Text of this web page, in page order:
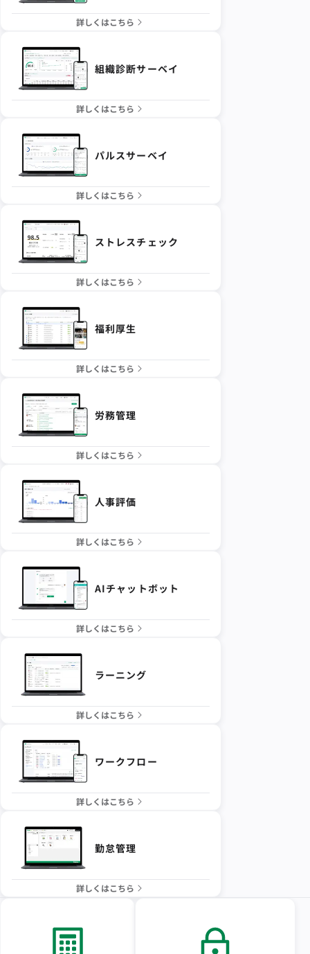
詳しくはこちら
組織診断サーベイ
詳しくはこちら
パルスサーベイ
詳しくはこちら
ストレスチェック
詳しくはこちら
福利厚生
詳しくはこちら
労務管理
詳しくはこちら
人事評価
詳しくはこちら
AIチャットボット
詳しくはこちら
ラーニング
詳しくはこちら
ワークフロー
詳しくはこちら
勤怠管理
詳しくはこちら